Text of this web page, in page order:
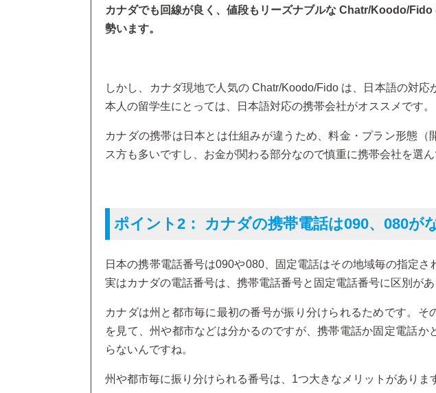
カナダでも回線が良く、値段もリーズナブルな Chatr/Koodo/Fido
勢います。
しかし、カナダ現地で人気の Chatr/Koodo/Fido は、日本語の対応
本人の留学生にとっては、日本語対応の携帯会社がオススメです。
カナダの携帯は日本とは仕組みが違うため、料金・プラン形態（
ス方も多いですし、お金が関わる部分なので慎重に携帯会社を選ん
ポイント2： カナダの携帯電話は090、080が
日本の携帯電話番号は090や080、固定電話はその地域毎の指定さ
実はカナダの電話番号は、携帯電話番号と固定電話番号に区別があ
カナダは州と都市毎に最初の番号が振り分けられるためです。そ
を見て、州や都市などは分かるのですが、携帯電話か固定電話か
らないんですね。
州や都市毎に振り分けられる番号は、1つ大きなメリットがありま